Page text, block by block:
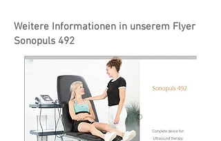
Weitere Informationen in unserem Flyer
Sonopuls 492